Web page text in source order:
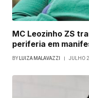
MC Leozinho ZS
periferia em
BY LUIZA MALAVAZZI JULHO